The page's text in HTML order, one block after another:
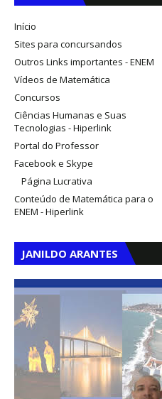
Início
Sites para concursandos
Outros Links importantes - ENEM
Vídeos de Matemática
Concursos
Ciências Humanas e Suas
Tecnologias - Hiperlink
Portal do Professor
Facebook e Skype
Página Lucrativa
Conteúdo de Matemática para o
ENEM - Hiperlink
JANILDO ARANTES